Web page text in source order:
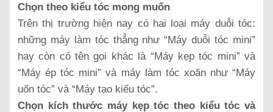
Chọn theo kiểu tóc mong muốn
Trên thị trường hiện nay có hai loại máy duỗi tóc:
những máy làm tóc thẳng như “Máy duỗi tóc mini”
hay còn có tên gọi khác là “Máy kẹp tóc mini” và
“Máy ép tóc mini” và máy làm tóc xoăn như “Máy
uốn tóc” và “Máy tạo kiểu tóc”.
Chọn kích thước máy kẹp tóc theo kiểu tóc và